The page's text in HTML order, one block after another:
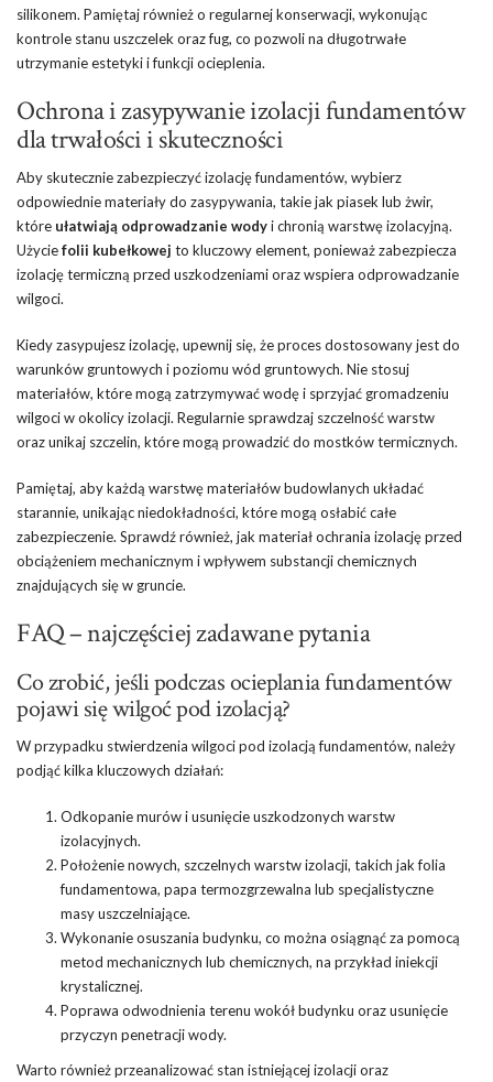
silikonem. Pamiętaj również o regularnej konserwacji, wykonując
kontrole stanu uszczelek oraz fug, co pozwoli na długotrwałe
utrzymanie estetyki i funkcji ocieplenia.
Ochrona i zasypywanie izolacji fundamentów
dla trwałości i skuteczności
Aby skutecznie zabezpieczyć izolację fundamentów, wybierz
odpowiednie materiały do zasypywania, takie jak piasek lub żwir,
które ułatwiają odprowadzanie wodyi chronią warstwę izolacyjną.
Użyciefolii kubełkowej to kluczowy element, ponieważ zabezpiecza
izolację termiczną przed uszkodzeniami oraz wspiera odprowadzanie
wilgoci.
Kiedy zasypujesz izolację, upewnij się, że proces dostosowany jest do
warunków gruntowych i poziomu wód gruntowych. Nie stosuj
materiałów, które mogą zatrzymywać wodę i sprzyjać gromadzeniu
wilgoci w okolicy izolacji. Regularnie sprawdzaj szczelność warstw
oraz unikaj szczelin, które mogą prowadzić do mostków termicznych.
Pamiętaj, aby każdą warstwę materiałów budowlanych układać
starannie, unikając niedokładności, które mogą osłabić całe
zabezpieczenie. Sprawdź również, jak materiał ochrania izolację przed
obciążeniem mechanicznym i wpływem substancji chemicznych
znajdujących się w gruncie.
FAQ – najczęściej zadawane pytania
Co zrobić, jeśli podczas ocieplania fundamentów
pojawi się wilgoć pod izolacją?
W przypadku stwierdzenia wilgoci pod izolacją fundamentów, należy
podjąć kilka kluczowych działań:
Odkopanie murów i usunięcie uszkodzonych warstw
izolacyjnych.
Położenie nowych, szczelnych warstw izolacji, takich jak folia
fundamentowa, papa termozgrzewalna lub specjalistyczne
masy uszczelniające.
Wykonanie osuszania budynku, co można osiągnąć za pomocą
metod mechanicznych lub chemicznych, na przykład iniekcji
krystalicznej.
Poprawa odwodnienia terenu wokół budynku oraz usunięcie
przyczyn penetracji wody.
Warto również przeanalizować stan istniejącej izolacji oraz